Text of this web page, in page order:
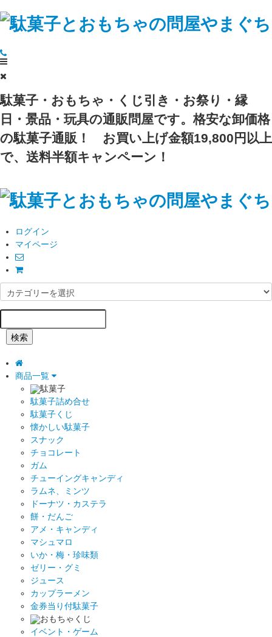
駄菓子・おもちゃ・くじ引き・お祭り・縁
日・景品・玩具の通販問屋です。格安な卸価格
の駄菓子通販！
お買い上げ金額19,800円以上
で、送料半額キャンペーン！
ログイン
マイページ
検索
商品一覧
駄菓子
駄菓子詰め合せ
駄菓子くじ
懐かしい駄菓子
スナック
チョコレート
ガム
チューイングキャンディ
ラムネ、ミンツ
ドーナツ・カステラ
餅・だんご
アメ・キャンディ
マシュマロ
いか・梅・珍味類
ゼリー・グミ
ジュース
カップラーメン
金券当り付駄菓子
おもちゃくじ
イベント・ゲーム